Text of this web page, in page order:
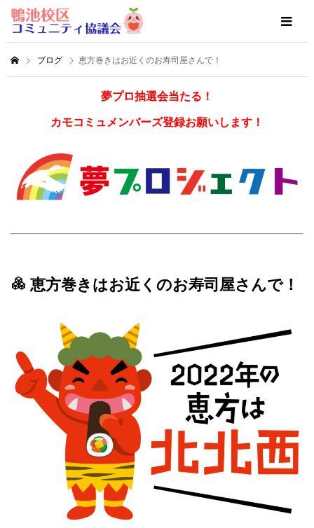
ブログ 恵方巻きはお近くのお寿司屋さんで！
夢プロ抽選会当たる！
カモコミュメンバーズ登録お願いします！
恵方巻きはお近くのお寿司屋さんで！